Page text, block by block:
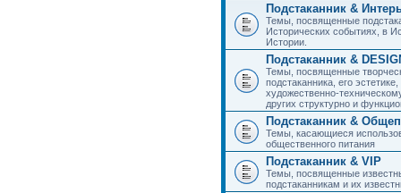
Подстаканник &
Темы, посвященные
Исторических событиях, в
Истории.
Подстаканник &
Темы, посвященные
подстаканника, его
художественно-
других структурно и
Подстаканник &
Темы, касающиеся
общественного питания
Подстаканник & VIP
Темы, посвященные
подстаканникам и их